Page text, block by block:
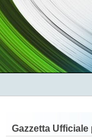
Gazzetta Ufficiale